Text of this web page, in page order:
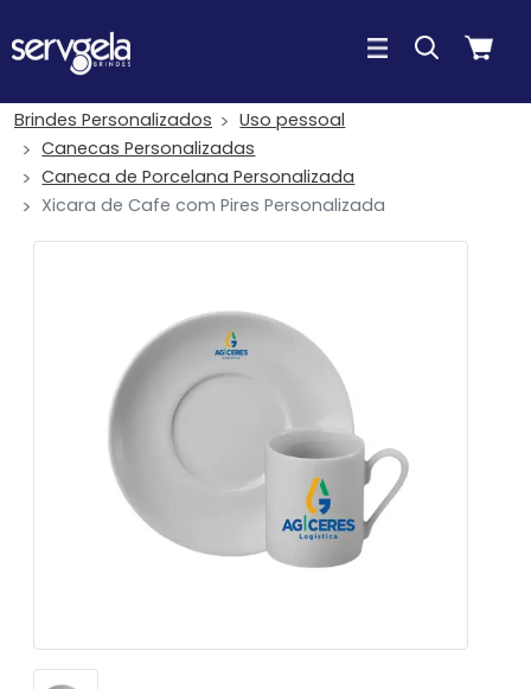
Brindes Personalizados
Uso pessoal
Canecas Personalizadas
Caneca de Porcelana Personalizada
Xicara de Cafe com Pires Personalizada